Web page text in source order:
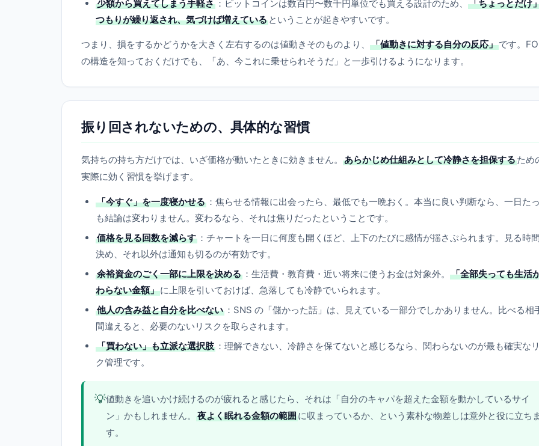
少額から買えてしまう手軽さ ：ビットコインは数百円〜数千円単位でも買える設計のため、
「ちょっとだけ
つもりが繰り返され、気づけば増えている ということが起きやすいです。
つまり、損をするかどうかを大きく左右するのは値動きそのものより、 「値動きに対する自分の反応」です。
の構造を知っておくだけでも、「あ、今これに乗せられそうだ」と一歩引けるようになります。
振り回されないための、具体的な習慣
気持ちの持ち方だけでは、いざ価格が動いたときに効きません。 あらかじめ仕組みとして冷静さを担保するため
実際に効く習慣を挙げます。
「今すぐ」を一度寝かせる ：焦らせる情報に出会ったら、最低でも一晩おく。本当に良い判断なら、一日た
も結論は変わりません。変わるなら、それは焦りだったということです。
価格を見る回数を減らす ：チャートを一日に何度も開くほど、上下のたびに感情が揺さぶられます。見る時
決め、それ以外は通知も切るのが有効です。
余裕資金のごく一部に上限を決める ：生活費・教育費・近い将来に使うお金は対象外。
「全部失っても生活
わらない金額」に上限を引いておけば、急落しても冷静でいられます。
他人の含み益と自分を比べない ：SNS の「儲かった話」は、見えている一部分でしかありません。比べる相
間違えると、必要のないリスクを取らされます。
「買わない」も立派な選択肢 ：理解できない、冷静さを保てないと感じるなら、関わらないのが最も確実な
ク管理です。
💡値動きを追いかけ続けるのが疲れると感じたら、それは「自分のキャパを超えた金額を動かしているサイ
ン」かもしれません。
夜よく眠れる金額の範囲に収まっているか、という素朴な物差しは意外と役に立ちま
す。